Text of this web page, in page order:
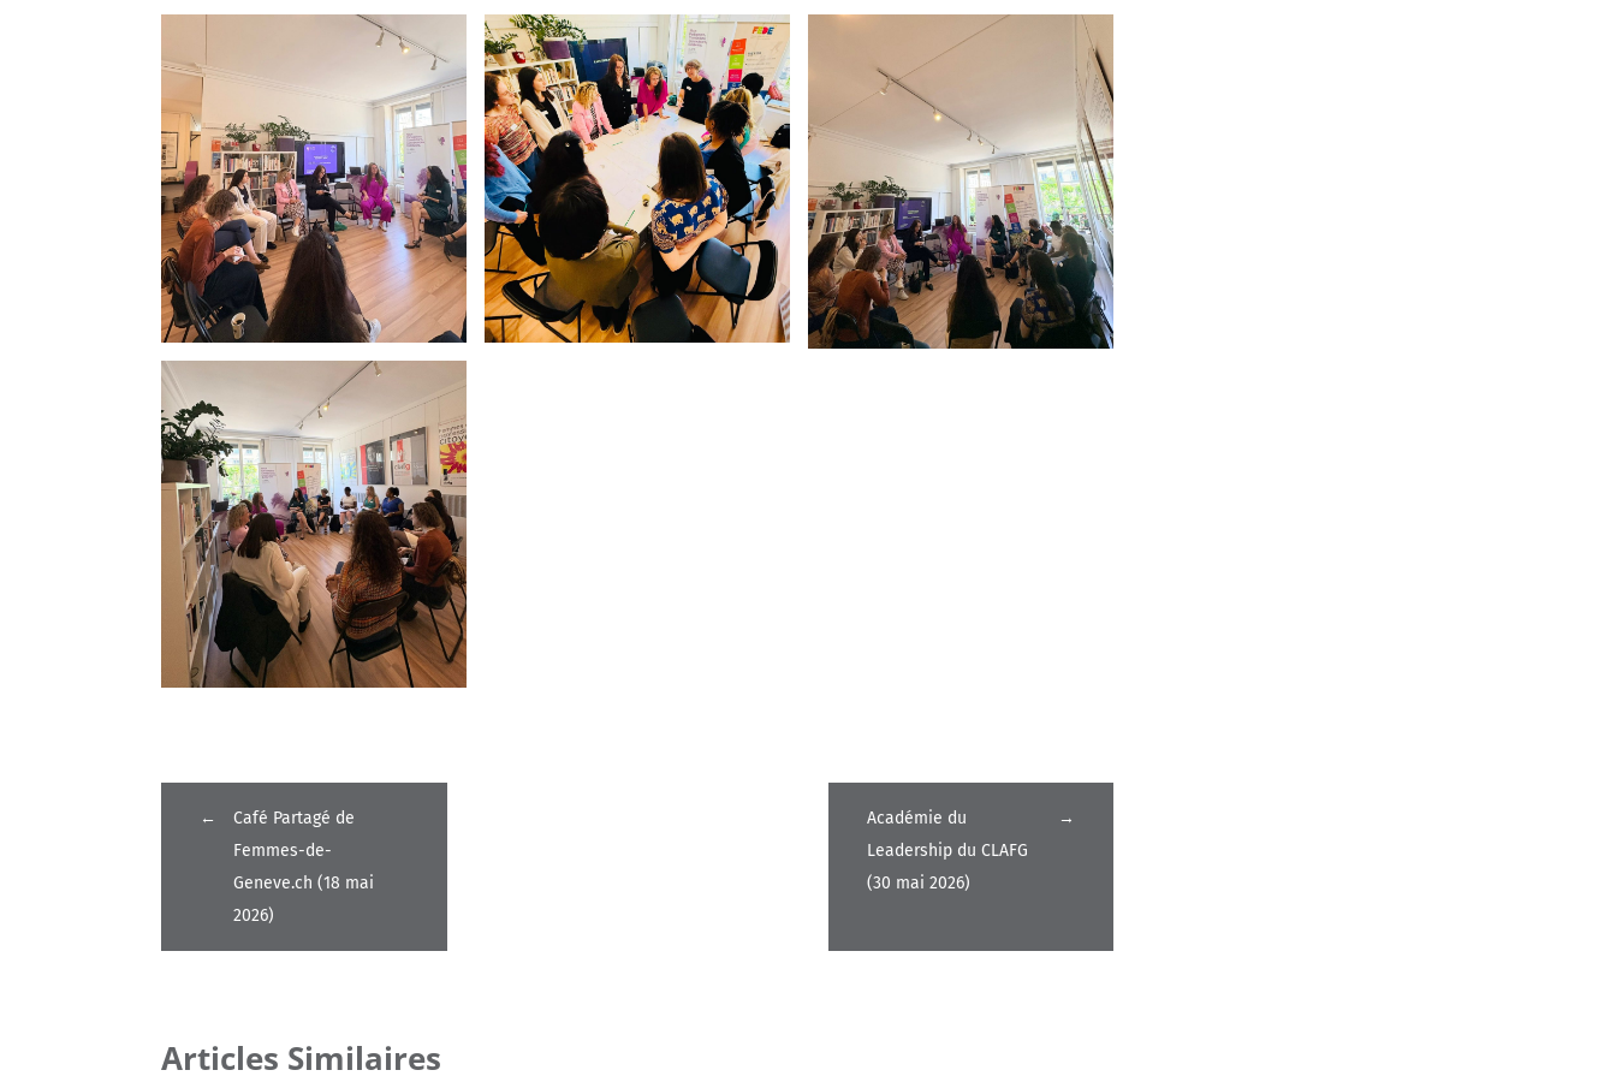
←
Café Partagé de
Femmes-de-
Geneve.ch (18 mai
2026)
Académie du
Leadership du CLAFG
(30 mai 2026)
→
Articles Similaires